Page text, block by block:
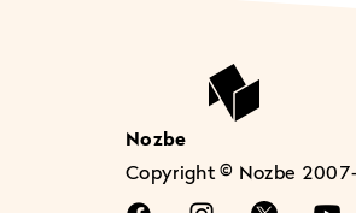
Nozbe
Copyright © Nozbe